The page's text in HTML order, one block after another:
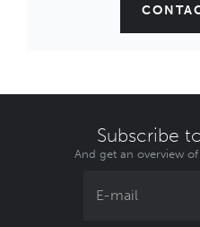
Subscribe
And get an overview